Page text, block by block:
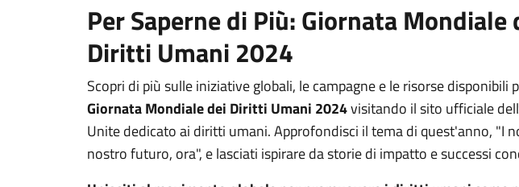
Per Saperne di Più: Giornata Mondiale
Diritti Umani 2024
Scopri di più sulle iniziative globali, le campagne e le risorse disponibili
Giornata Mondiale dei Diritti Umani 2024visitando il sito ufficiale
Unite dedicato ai diritti umani. Approfondisci il tema di quest'anno, "I
nostro futuro, ora", e lasciati ispirare da storie di impatto e successi